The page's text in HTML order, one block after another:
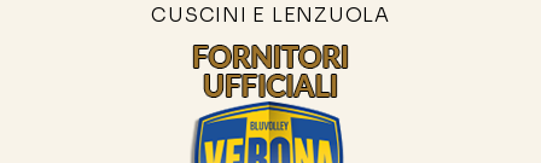
CUSCINI E LENZUOLA